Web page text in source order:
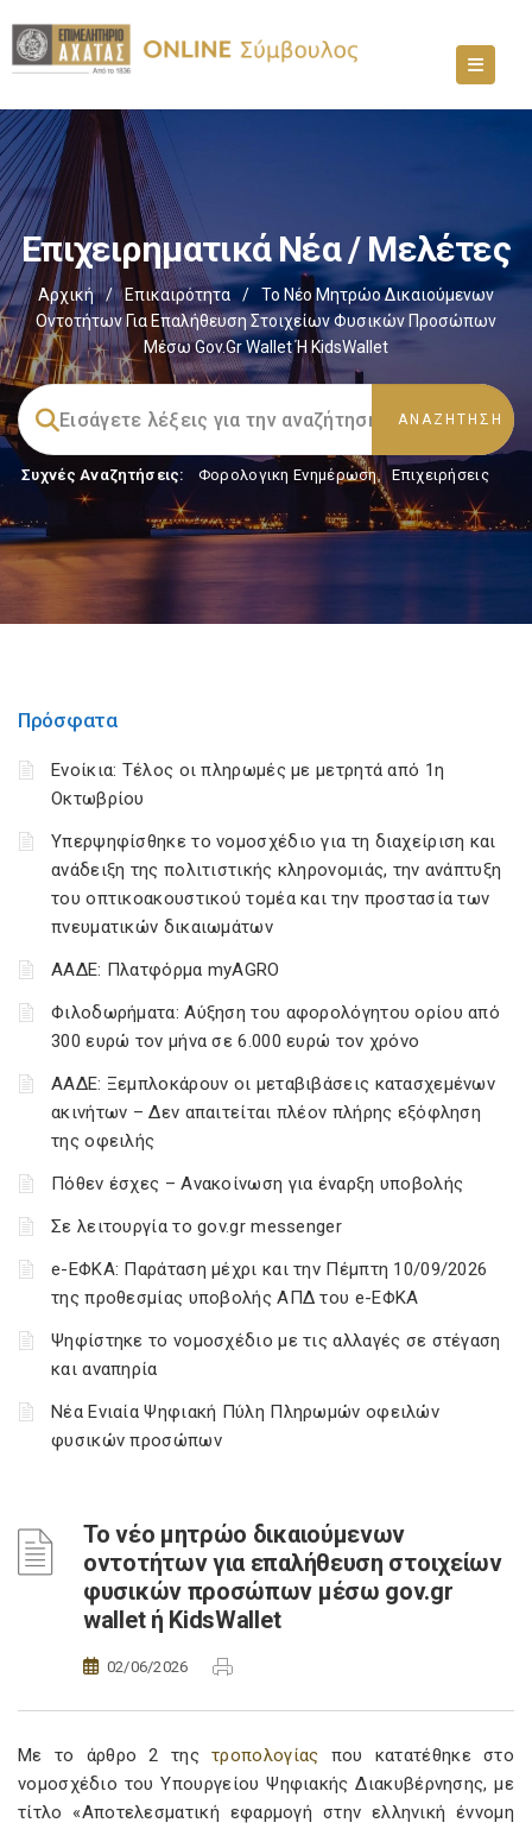
Επιχειρηματικά Νέα / Μελέτες
Αρχική / Επικαιρότητα /
Το Νέο Μητρώο Δικαιούμενων
Οντοτήτων Για Επαλήθευση Στοιχείων Φυσικών Προσώπων
Μέσω Gov.gr Wallet Ή KidsWallet
Συχνές Αναζητήσεις: Φορολογικη Ενημέρωση, Επιχειρήσεις
Πρόσφατα
Ενοίκια: Τέλος οι πληρωμές με μετρητά από 1η
Οκτωβρίου
Υπερψηφίσθηκε το νομοσχέδιο για τη διαχείριση και
ανάδειξη της πολιτιστικής κληρονομιάς, την ανάπτυξη
του οπτικοακουστικού τομέα και την προστασία των
πνευματικών δικαιωμάτων
ΑΑΔΕ: Πλατφόρμα myAGRO
Φιλοδωρήματα: Αύξηση του αφορολόγητου ορίου από
300 ευρώ τον μήνα σε 6.000 ευρώ τον χρόνο
ΑΑΔΕ: Ξεμπλοκάρουν οι μεταβιβάσεις κατασχεμένων
ακινήτων – Δεν απαιτείται πλέον πλήρης εξόφληση
της οφειλής
Πόθεν έσχες – Ανακοίνωση για έναρξη υποβολής
Σε λειτουργία το gov.gr messenger
e-ΕΦΚΑ: Παράταση μέχρι και την Πέμπτη 10/09/2026
της προθεσμίας υποβολής ΑΠΔ του e-ΕΦΚΑ
Ψηφίστηκε το νομοσχέδιο με τις αλλαγές σε στέγαση
και αναπηρία
Νέα Ενιαία Ψηφιακή Πύλη Πληρωμών οφειλών
φυσικών προσώπων
Το νέο μητρώο δικαιούμενων
οντοτήτων για επαλήθευση στοιχείων
φυσικών προσώπων μέσω gov.gr
wallet ή KidsWallet
02/06/2026
Με το άρθρο 2 τηςτροπολογίας που κατατέθηκε στο
νομοσχέδιο του Υπουργείου Ψηφιακής Διακυβέρνησης, με
τίτλο «Αποτελεσματική εφαρμογή στην ελληνική έννομη